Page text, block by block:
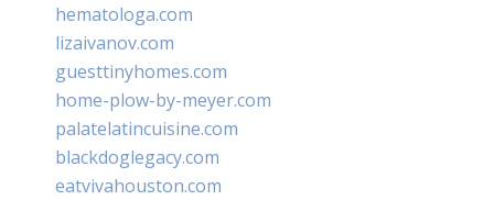
hematologa.com
lizaivanov.com
guesttinyhomes.com
home-plow-by-meyer.com
palatelatincuisine.com
blackdoglegacy.com
eatvivahouston.com